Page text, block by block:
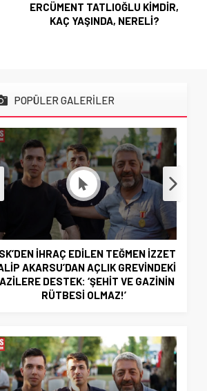
ERCÜMENT TATLIOĞLU KİMDİR,
KAÇ YAŞINDA, NERELİ?
POPÜLER GALERİLER
İHRAÇ EDİLEN TEĞMEN İZZET
AKARSU’DAN AÇLIK GREVİNDEKİ
DESTEK: ‘ŞEHİT VE GAZİNİN
RÜTBESİ OLMAZ!’